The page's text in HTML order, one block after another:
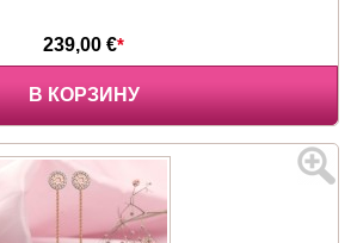
239,00 €*
В КОРЗИНУ